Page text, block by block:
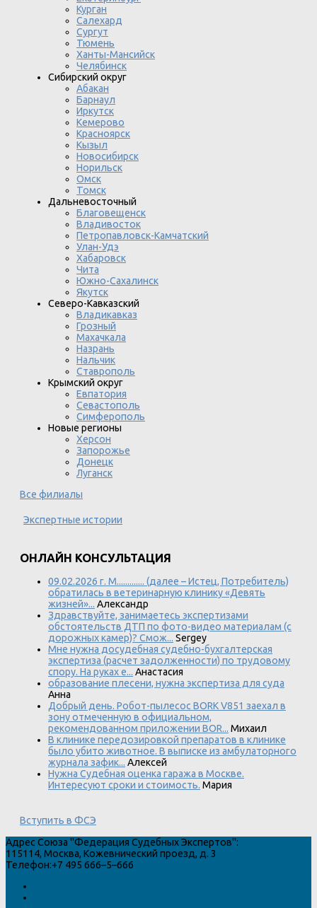
Курган
Салехард
Сургут
Тюмень
Ханты-Мансийск
Челябинск
Сибирский округ
Абакан
Барнаул
Иркутск
Кемерово
Красноярск
Кызыл
Новосибирск
Норильск
Омск
Томск
Дальневосточный
Благовещенск
Владивосток
Петропавловск-Камчатский
Улан-Удэ
Хабаровск
Чита
Южно-Сахалинск
Якутск
Северо-Кавказский
Владикавказ
Грозный
Махачкала
Назрань
Нальчик
Ставрополь
Крымский округ
Евпатория
Севастополь
Симферополь
Новые регионы
Херсон
Запорожье
Донецк
Луганск
Все филиалы
Экспертные истории
ОНЛАЙН КОНСУЛЬТАЦИЯ
09.02.2026 г. М............. (далее – Истец, Потребитель)
обратилась в ветеринарную клинику «Девять
жизней»... Александр
Здравствуйте, занимаетесь экспертизами
обстоятельств ДТП по фото-видео материалам (с
дорожных камер)? Смож... Sergey
Мне нужна досудебная судебно-бухгалтерская
экспертиза (расчет задолженности) по трудовому
спору. На руках е... Анастасия
образование плесени, нужна экспертиза для суда
Анна
Добрый день. Робот-пылесос BORK V851 заехал в
зону отмеченную в официальном,
рекомендованном приложении BOR... Михаил
В клинике передозировкой препаратов в клинике
было убито животное. В выписке из амбулаторного
журнала зафик... Алексей
Нужна Судебная оценка гаража в Москве.
Интересуют сроки и стоимость. Мария
Вступить в ФСЭ
Адрес Союза "Федерация Судебных Экспертов":
115114, Москва, Кожевнический проезд, д. 3
Телефон:+7 495 666–5–666